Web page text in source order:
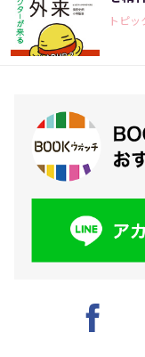
トピッ